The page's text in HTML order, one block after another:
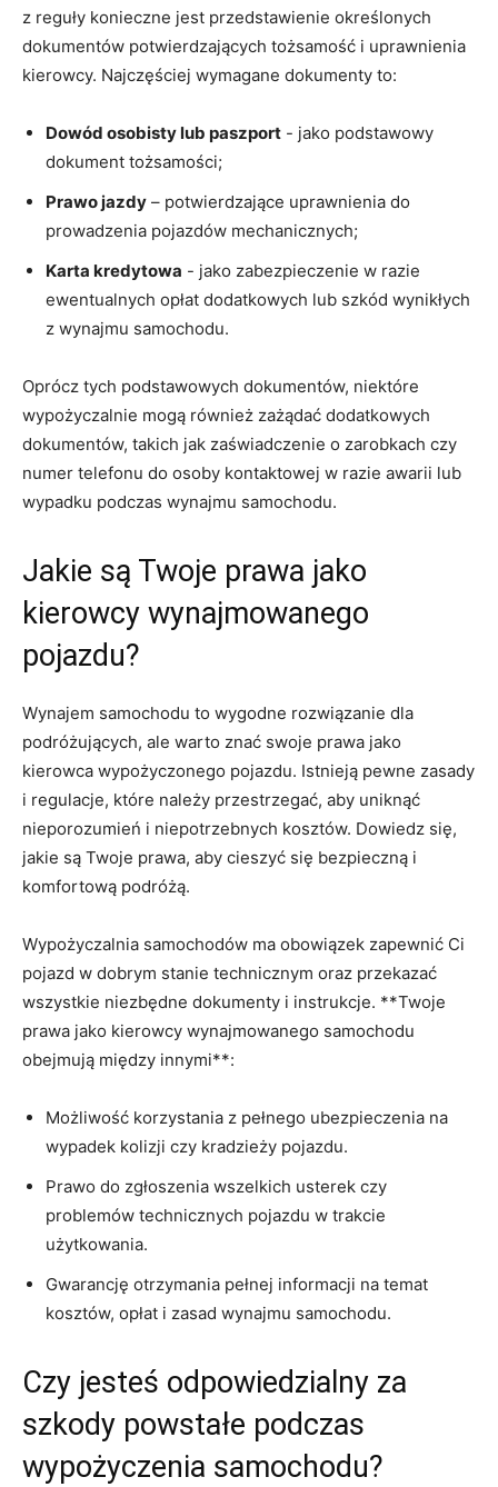
z reguły konieczne jest przedstawienie określonych
dokumentów potwierdzających tożsamość i uprawnienia
kierowcy. Najczęściej wymagane dokumenty to:
Dowód osobisty lub paszport ⁢- jako podstawowy
dokument tożsamości;
Prawo jazdy – potwierdzające uprawnienia do
prowadzenia pojazdów ​mechanicznych;
Karta kredytowa -‍ jako zabezpieczenie w razie
ewentualnych ⁢opłat dodatkowych ‌lub szkód wynikłych
z wynajmu samochodu.
Oprócz ⁢tych podstawowych dokumentów, niektóre
wypożyczalnie mogą również zażądać dodatkowych
dokumentów, takich jak zaświadczenie o zarobkach czy
numer telefonu do osoby ⁢kontaktowej w razie awarii lub
‌wypadku podczas wynajmu samochodu.
Jakie są Twoje prawa⁤ jako
kierowcy wynajmowanego
pojazdu?
Wynajem samochodu to wygodne rozwiązanie dla
podróżujących, ale warto znać swoje prawa jako
kierowca wypożyczonego pojazdu. Istnieją pewne zasady
i regulacje, które należy przestrzegać, aby‌ uniknąć
nieporozumień i niepotrzebnych kosztów. Dowiedz⁢ się,
jakie są Twoje prawa,⁢ aby cieszyć się bezpieczną i
komfortową podróżą.
Wypożyczalnia samochodów ​ma obowiązek zapewnić Ci
pojazd w dobrym stanie technicznym ​oraz przekazać
wszystkie‌ niezbędne dokumenty i instrukcje. **Twoje
prawa jako kierowcy⁣ wynajmowanego samochodu⁣
obejmują między ⁣innymi**:
Możliwość ⁤korzystania z⁣ pełnego ubezpieczenia na
wypadek ⁤kolizji czy kradzieży pojazdu.
Prawo do zgłoszenia wszelkich usterek czy⁣
problemów technicznych pojazdu w⁢ trakcie
użytkowania.
Gwarancję otrzymania pełnej informacji na temat
kosztów, opłat i zasad wynajmu samochodu.
Czy jesteś odpowiedzialny za
szkody powstałe⁤ podczas⁢
wypożyczenia samochodu?